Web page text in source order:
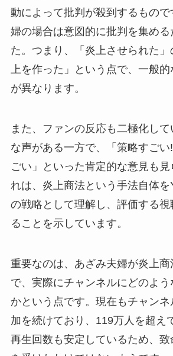
動によって批判が殺到するもの
婦の場合は意図的に批判を集める
た。つまり、「炎上させられた
上を作った」という点で、一般
が異なります。
また、ファンの反応も二極化し
な声がある一方で、「策略すご
ごい」といった肯定的な意見も見
れは、炎上商法という手法自体を
の戦略として理解し、評価する
ることを示しています。
重要なのは、あざみ夫婦が炎上商
で、実際にチャンネルにどのよ
かという点です。現在もチャン
加を続けており、119万人を超え
再生回数も安定しているため、